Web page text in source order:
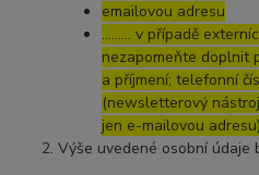
emailovou adresu
……… v případě
nezapomeňte doplnit
a příjmení; telefonní
(newsletterový
jen e-mailovou adresu)
Výše uvedené osobní údaje